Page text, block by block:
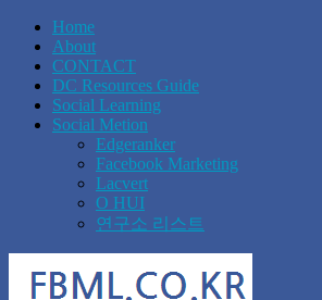
Home
About
CONTACT
DC Resources Guide
Social Learning
Social Metion
Edgeranker
Facebook Marketing
Lacvert
O HUI
연구소 리스트